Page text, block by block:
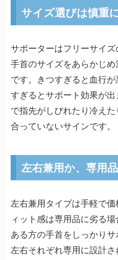
サイズ選びは慎重
サポーターはフリーサイズ
手首のサイズをあらかじ
です。きつすぎると血行
すぎるとサポート効果が
で指先がしびれたり冷え
合っていないサインです。
左右兼用か、専用
左右兼用タイプは手軽で
ィット感は専用品に劣る
ある方の手首をしっかりサ
左右それぞれ専用に設計